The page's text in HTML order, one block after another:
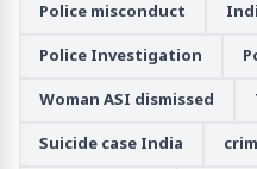
Police misconduct
Police Investigation
Woman ASI dismissed
Suicide case India